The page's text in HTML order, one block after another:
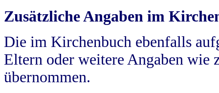
Zusätzliche Angaben im
Die im Kirchenbuch ebenfalls
Eltern oder weitere Angaben wie
übernommen.